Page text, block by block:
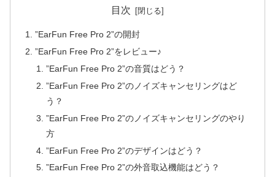
目次
”EarFun Free Pro 2”の開封
”EarFun Free Pro 2”をレビュー♪
”EarFun Free Pro 2”の音質はどう？
”EarFun Free Pro 2”のノイズキャンセリングはど
う？
”EarFun Free Pro 2”のノイズキャンセリングのやり
方
”EarFun Free Pro 2”のデザインはどう？
”EarFun Free Pro 2”の外音取込機能はどう？